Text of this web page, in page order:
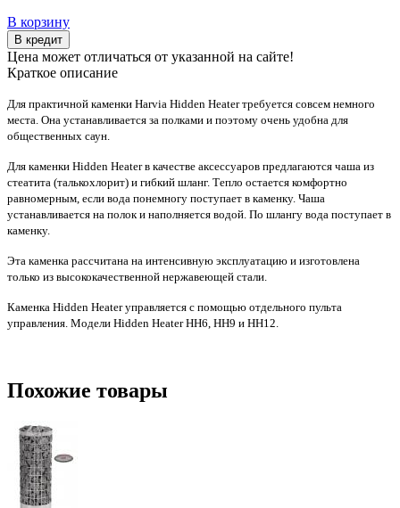
В корзину
В кредит
Цена может отличаться от указанной на сайте!
Краткое описание
Для практичной каменки Harvia Hidden Heater требуется совсем немного
места. Она устанавливается за полками и поэтому очень удобна для
общественных саун.
Для каменки Hidden Heater в качестве аксессуаров предлагаются чаша из
стеатита (талькохлорит) и гибкий шланг. Тепло остается комфортно
равномерным, если вода понемногу поступает в каменку. Чаша
устанавливается на полок и наполняется водой. По шлангу вода поступает в
каменку.
Эта каменка рассчитана на интенсивную эксплуатацию и изготовлена
только из высококачественной нержавеющей стали.
Каменка Hidden Heater управляется с помощью отдельного пульта
управления. Модели Hidden Heater HH6, HH9 и HH12.
Похожие товары